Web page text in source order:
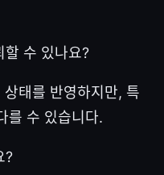
할 수 있나요?
태를 반영하지만, 특
를 수 있습니다.
?